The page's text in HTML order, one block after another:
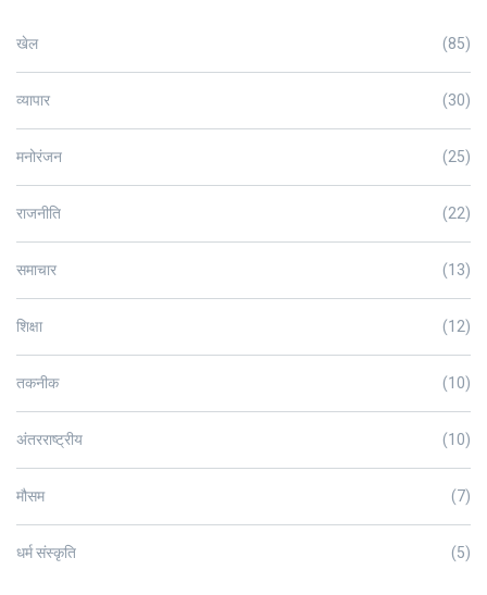
खेल (85)
व्यापार (30)
मनोरंजन (25)
राजनीति (22)
समाचार (13)
शिक्षा (12)
तकनीक (10)
अंतरराष्ट्रीय (10)
मौसम (7)
धर्म संस्कृति (5)